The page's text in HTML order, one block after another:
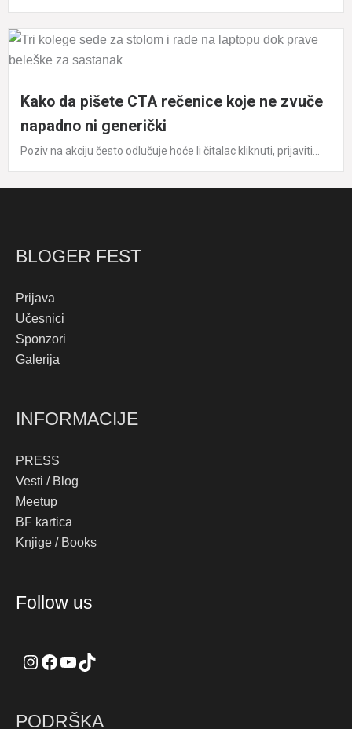
Kako da pišete CTA rečenice koje ne zvuče
napadno ni generički
Poziv na akciju često odlučuje hoće li čitalac kliknuti, prijaviti...
BLOGER FEST
Prijava
Učesnici
Sponzori
Galerija
INFORMACIJE
PRESS
Vesti / Blog
Meetup
BF kartica
Knjige / Books
Follow us
PODRŠKA